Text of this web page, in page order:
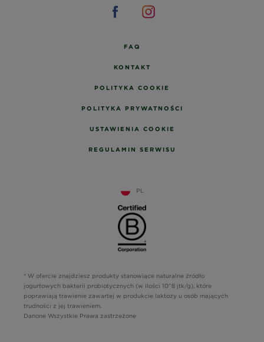
FAQ
KONTAKT
POLITYKA COOKIE
POLITYKA PRYWATNOŚCI
USTAWIENIA COOKIE
REGULAMIN SERWISU
* W ofercie znajdziesz produkty stanowiące naturalne źródło
jogurtowych bakterii probiotycznych (w ilości 10^8 jtk/g), które
poprawiają trawienie zawartej w produkcie laktozy u osób mających
trudności z jej trawieniem.
Danone Wszystkie Prawa zastrzeżone
PL